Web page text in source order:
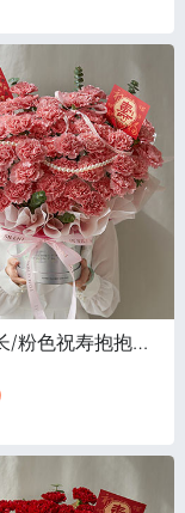
福寿绵长/粉色祝寿抱抱桶·粉色康乃馨66枝，尤加利叶10枝